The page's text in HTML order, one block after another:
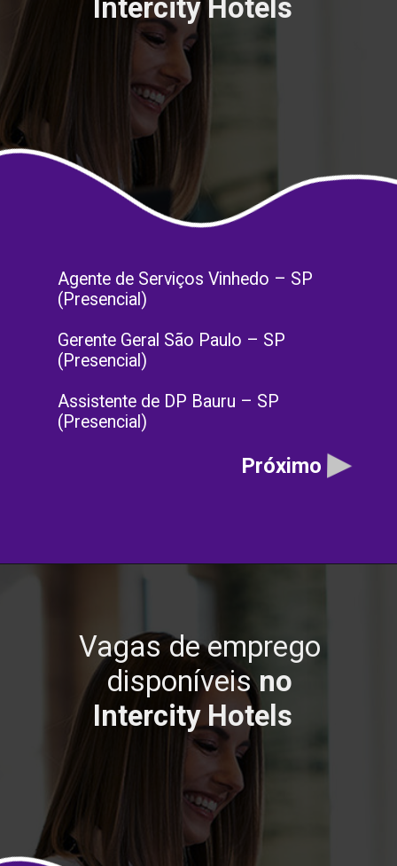
Agente de Serviços Vinhedo – SP
(Presencial)
Gerente Geral São Paulo – SP
(Presencial)
Assistente de DP Bauru – SP
(Presencial)
Intercity Hotels
Próximo
Vagas de emprego
disponíveisno
Intercity Hotels